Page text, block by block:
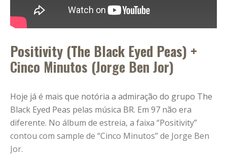
Positivity (The Black Eyed Peas) +
Cinco Minutos (Jorge Ben Jor)
Hoje já é mais que notória a admiração do grupo The
Black Eyed Peas pelas música BR. Em 97 não era
diferente. No álbum de estreia, a faixa “Positivity”
contou com sample de “Cinco Minutos” de Jorge Ben
Jor.